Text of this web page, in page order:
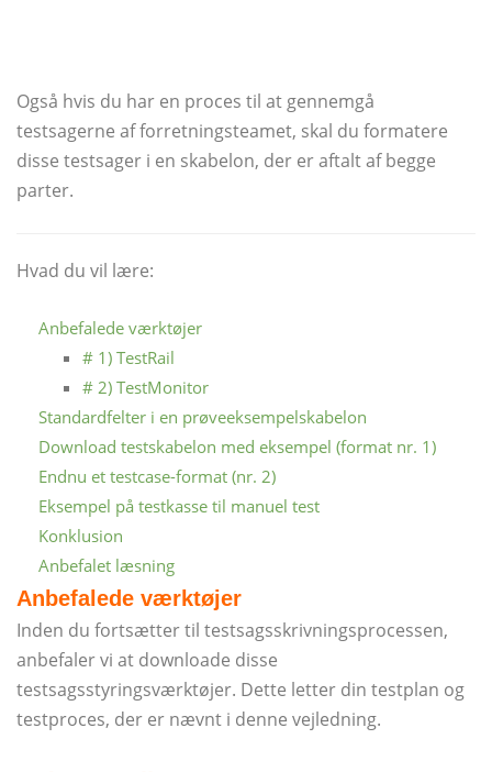
Også hvis du har en proces til at gennemgå
testsagerne af forretningsteamet, skal du formatere
disse testsager i en skabelon, der er aftalt af begge
parter.
Hvad du vil lære:
Anbefalede værktøjer
# 1) TestRail
# 2) TestMonitor
Standardfelter i en prøveeksempelskabelon
Download testskabelon med eksempel (format nr. 1)
Endnu et testcase-format (nr. 2)
Eksempel på testkasse til manuel test
Konklusion
Anbefalet læsning
Anbefalede værktøjer
Inden du fortsætter til testsagsskrivningsprocessen,
anbefaler vi at downloade disse
testsagsstyringsværktøjer. Dette letter din testplan og
testproces, der er nævnt i denne vejledning.